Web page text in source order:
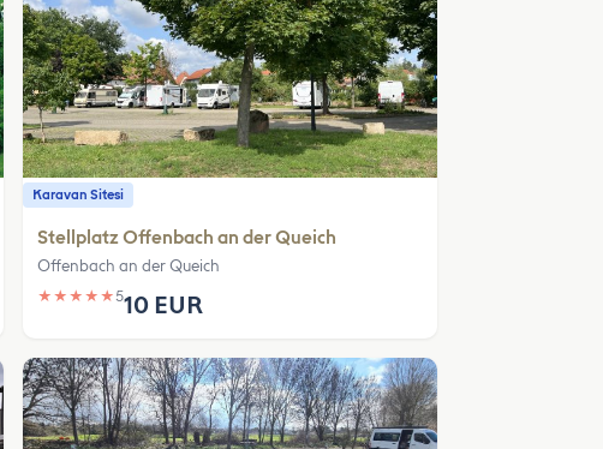
Karavan Sitesi
Stellplatz Offenbach an der Queich
Offenbach an der Queich
★ ★ ★ ★ ★510 EUR